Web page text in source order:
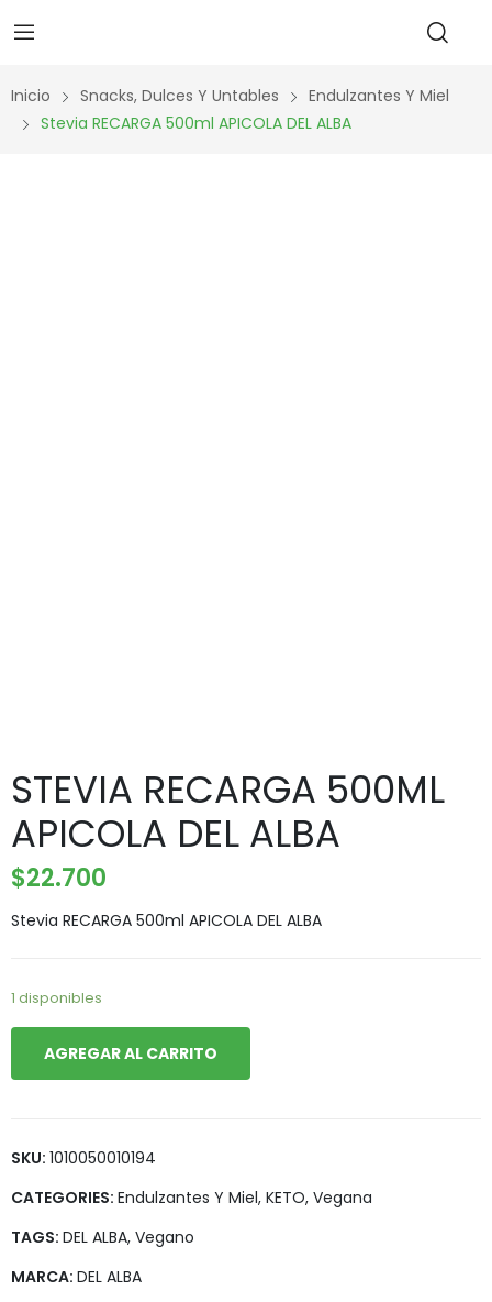
Inicio Snacks, Dulces Y Untables
Endulzantes Y Miel
Stevia RECARGA 500ml APICOLA DEL ALBA
STEVIA RECARGA 500ML
APICOLA DEL ALBA
$22.700
Stevia RECARGA 500ml APICOLA DEL ALBA
1 disponibles
AGREGAR AL CARRITO
SKU: 1010050010194
CATEGORIES: Endulzantes Y Miel, KETO, Vegana
TAGS: DEL ALBA, Vegano
MARCA: DEL ALBA